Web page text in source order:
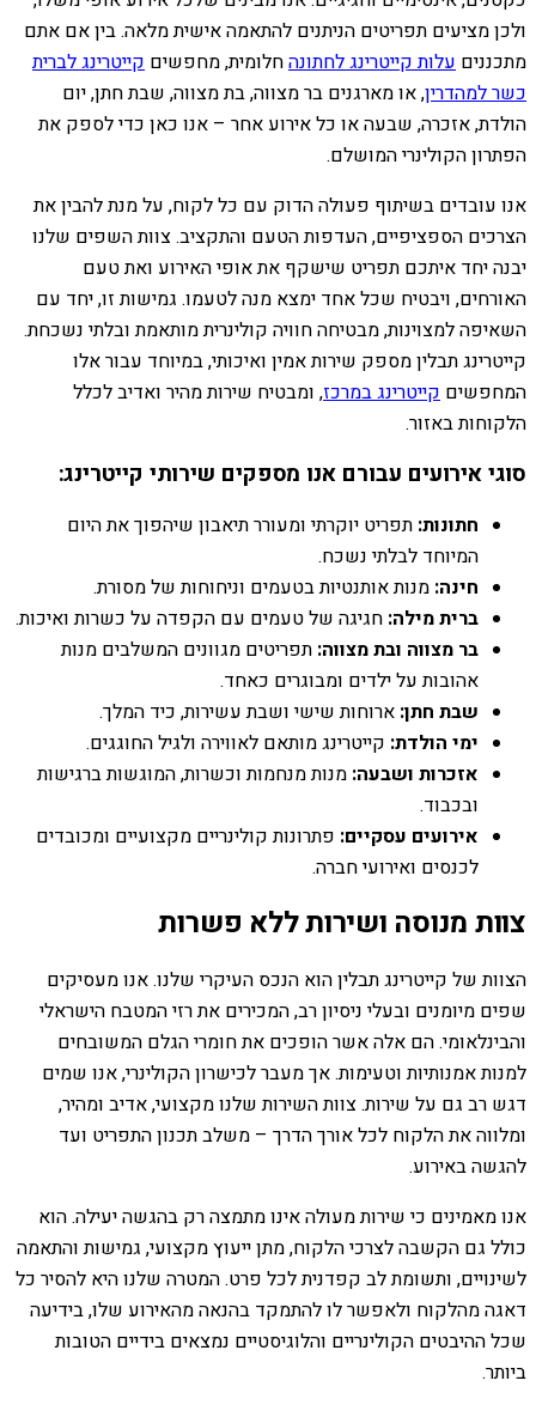
ולכן מציעים תפריטים הניתנים להתאמה אישית מלאה. בין אם אתם
מתכננים עלות קייטרינג לחתונהחלומית, מחפשים קייטרינג לברית
כשר למהדרין, או מארגנים בר מצווה, בת מצווה, שבת חתן, יום
הולדת, אזכרה, שבעה או כל אירוע אחר – אנו כאן כדי לספק את
הפתרון הקולינרי המושלם.
אנו עובדים בשיתוף פעולה הדוק עם כל לקוח, על מנת להבין את
הצרכים הספציפיים, העדפות הטעם והתקציב. צוות השפים שלנו
יבנה יחד איתכם תפריט שישקף את אופי האירוע ואת טעם
האורחים, ויבטיח שכל אחד ימצא מנה לטעמו. גמישות זו, יחד עם
השאיפה למצוינות, מבטיחה חוויה קולינרית מותאמת ובלתי נשכחת.
קייטרינג תבלין מספק שירות אמין ואיכותי, במיוחד עבור אלו
המחפשים קייטרינג במרכז, ומבטיח שירות מהיר ואדיב לכלל
הלקוחות באזור.
סוגי אירועים עבורם אנו מספקים שירותי קייטרינג:
חתונות: תפריט יוקרתי ומעורר תיאבון שיהפוך את היום
המיוחד לבלתי נשכח.
חינה: מנות אותנטיות בטעמים וניחוחות של מסורת.
ברית מילה: חגיגה של טעמים עם הקפדה על כשרות ואיכות.
בר מצווה ובת מצווה: תפריטים מגוונים המשלבים מנות
אהובות על ילדים ומבוגרים כאחד.
שבת חתן: ארוחות שישי ושבת עשירות, כיד המלך.
ימי הולדת: קייטרינג מותאם לאווירה ולגיל החוגגים.
אזכרות ושבעה: מנות מנחמות וכשרות, המוגשות ברגישות
ובכבוד.
אירועים עסקיים: פתרונות קולינריים מקצועיים ומכובדים
לכנסים ואירועי חברה.
צוות מנוסה ושירות ללא פשרות
הצוות של קייטרינג תבלין הוא הנכס העיקרי שלנו. אנו מעסיקים
שפים מיומנים ובעלי ניסיון רב, המכירים את רזי המטבח הישראלי
והבינלאומי. הם אלה אשר הופכים את חומרי הגלם המשובחים
למנות אמנותיות וטעימות. אך מעבר לכישרון הקולינרי, אנו שמים
דגש רב גם על שירות. צוות השירות שלנו מקצועי, אדיב ומהיר,
ומלווה את הלקוח לכל אורך הדרך – משלב תכנון התפריט ועד
להגשה באירוע.
אנו מאמינים כי שירות מעולה אינו מתמצה רק בהגשה יעילה. הוא
כולל גם הקשבה לצרכי הלקוח, מתן ייעוץ מקצועי, גמישות והתאמה
לשינויים, ותשומת לב קפדנית לכל פרט. המטרה שלנו היא להסיר כל
דאגה מהלקוח ולאפשר לו להתמקד בהנאה מהאירוע שלו, בידיעה
שכל ההיבטים הקולינריים והלוגיסטיים נמצאים בידיים הטובות
ביותר.